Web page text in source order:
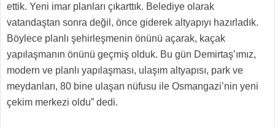
ettik. Yeni imar planları çıkarttık. Belediye olarak
vatandaştan sonra değil, önce giderek altyapıyı hazırladık.
Böylece planlı şehirleşmenin önünü açarak, kaçak
yapılaşmanın önünü geçmiş olduk. Bu gün Demirtaş’ımız,
modern ve planlı yapılaşması, ulaşım altyapısı, park ve
meydanları, 80 bine ulaşan nüfusu ile Osmangazi’nin yeni
çekim merkezi oldu” dedi.